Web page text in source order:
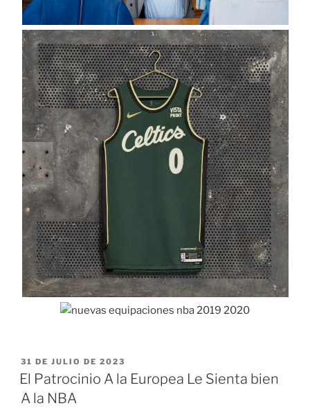
PUBLICADO
EL
31 DE JULIO DE 2023
El Patrocinio A la Europea Le Sienta bien
A la NBA